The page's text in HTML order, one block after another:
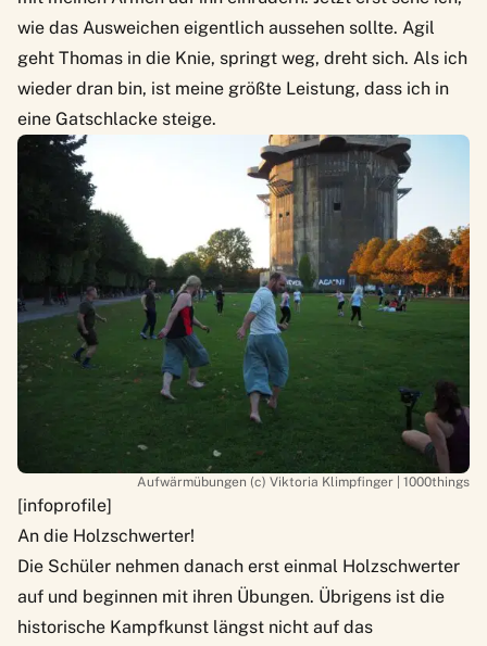
wie das Ausweichen eigentlich aussehen sollte. Agil
geht Thomas in die Knie, springt weg, dreht sich. Als ich
wieder dran bin, ist meine größte Leistung, dass ich in
eine Gatschlacke steige.
Aufwärmübungen (c) Viktoria Klimpfinger | 1000things
[infoprofile]
An die Holzschwerter!
Die Schüler nehmen danach erst einmal Holzschwerter
auf und beginnen mit ihren Übungen. Übrigens ist die
historische Kampfkunst längst nicht auf das